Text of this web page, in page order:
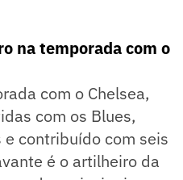
na temporada com o
com o Chelsea,
com os Blues,
contribuído com seis
é o artilheiro da